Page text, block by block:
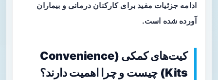
ادامه جزئیات مفید برای کارکنان درمانی و بیماران
آورده شده است.
کیت‌های کمکی (Convenience
Kits) چیست و چرا اهمیت دارند؟